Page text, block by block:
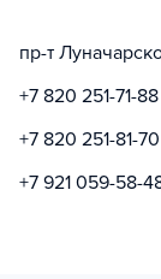
пр-т
+7 820 251-71-88
+7 820 251-81-70
+7 921 059-58-